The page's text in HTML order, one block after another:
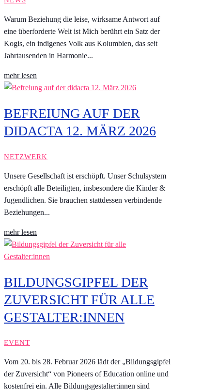
Warum Beziehung die leise, wirksame Antwort auf
eine überforderte Welt ist Mich berührt ein Satz der
Kogis, ein indigenes Volk aus Kolumbien, das seit
Jahrtausenden in Harmonie...
mehr lesen
BEFREIUNG AUF DER
DIDACTA 12. MÄRZ 2026
NETZWERK
Unsere Gesellschaft ist erschöpft. Unser Schulsystem
erschöpft alle Beteiligten, insbesondere die Kinder &
Jugendlichen. Sie brauchen stattdessen verbindende
Beziehungen...
mehr lesen
BILDUNGSGIPFEL DER
ZUVERSICHT FÜR ALLE
GESTALTER:INNEN
EVENT
Vom 20. bis 28. Februar 2026 lädt der „Bildungsgipfel
der Zuversicht“ von Pioneers of Education online und
kostenfrei ein. Alle Bildungsgestalter:innen sind